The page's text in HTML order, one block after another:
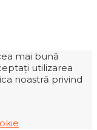
mai bună
utilizarea
noastră privind